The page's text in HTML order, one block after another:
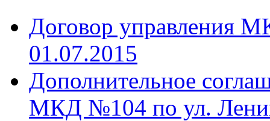
Договор управления
01.07.2015
Дополнительное
МКД №104 по ул.